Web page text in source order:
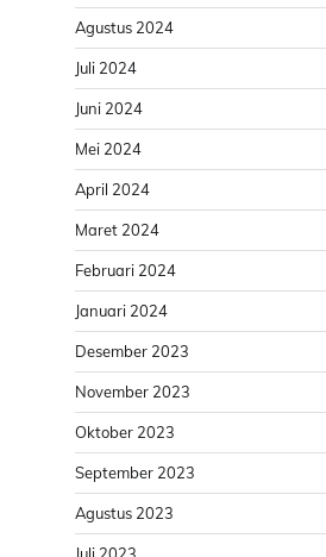
Agustus 2024
Juli 2024
Juni 2024
Mei 2024
April 2024
Maret 2024
Februari 2024
Januari 2024
Desember 2023
November 2023
Oktober 2023
September 2023
Agustus 2023
Juli 2023